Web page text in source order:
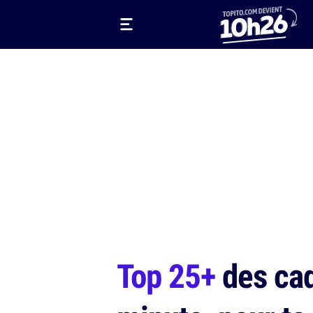
Top 25+des